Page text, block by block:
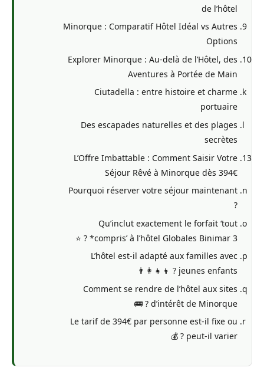
de l’hôtel
Minorque : Comparatif Hôtel Idéal vs Autres
Options
Explorer Minorque : Au-delà de l’Hôtel, des
Aventures à Portée de Main
Ciutadella : entre histoire et charme
portuaire
Des escapades naturelles et des plages
secrètes
L’Offre Imbattable : Comment Saisir Votre
Séjour Rêvé à Minorque dès 394€
Pourquoi réserver votre séjour maintenant
?
Qu’inclut exactement le forfait ‘tout
compris’ à l’hôtel Globales Binimar 3* ? ⭐
L’hôtel est-il adapté aux familles avec
jeunes enfants ? 👨‍👩‍👧‍👦
Comment se rendre de l’hôtel aux sites
d’intérêt de Minorque ? 🚌
Le tarif de 394€ par personne est-il fixe ou
peut-il varier ? 💰